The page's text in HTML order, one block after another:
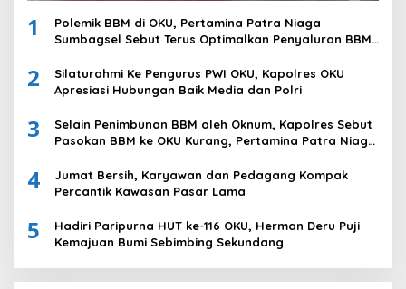
1
Polemik BBM di OKU, Pertamina Patra Niaga
Sumbagsel Sebut Terus Optimalkan Penyaluran BBM
Komering Ulu
2
Silaturahmi Ke Pengurus PWI OKU, Kapolres OKU
Apresiasi Hubungan Baik Media dan Polri
3
Selain Penimbunan BBM oleh Oknum, Kapolres Sebut
Pasokan BBM ke OKU Kurang, Pertamina Patra Niaga
4
Jumat Bersih, Karyawan dan Pedagang Kompak
Percantik Kawasan Pasar Lama
5
Hadiri Paripurna HUT ke-116 OKU, Herman Deru Puji
Kemajuan Bumi Sebimbing Sekundang